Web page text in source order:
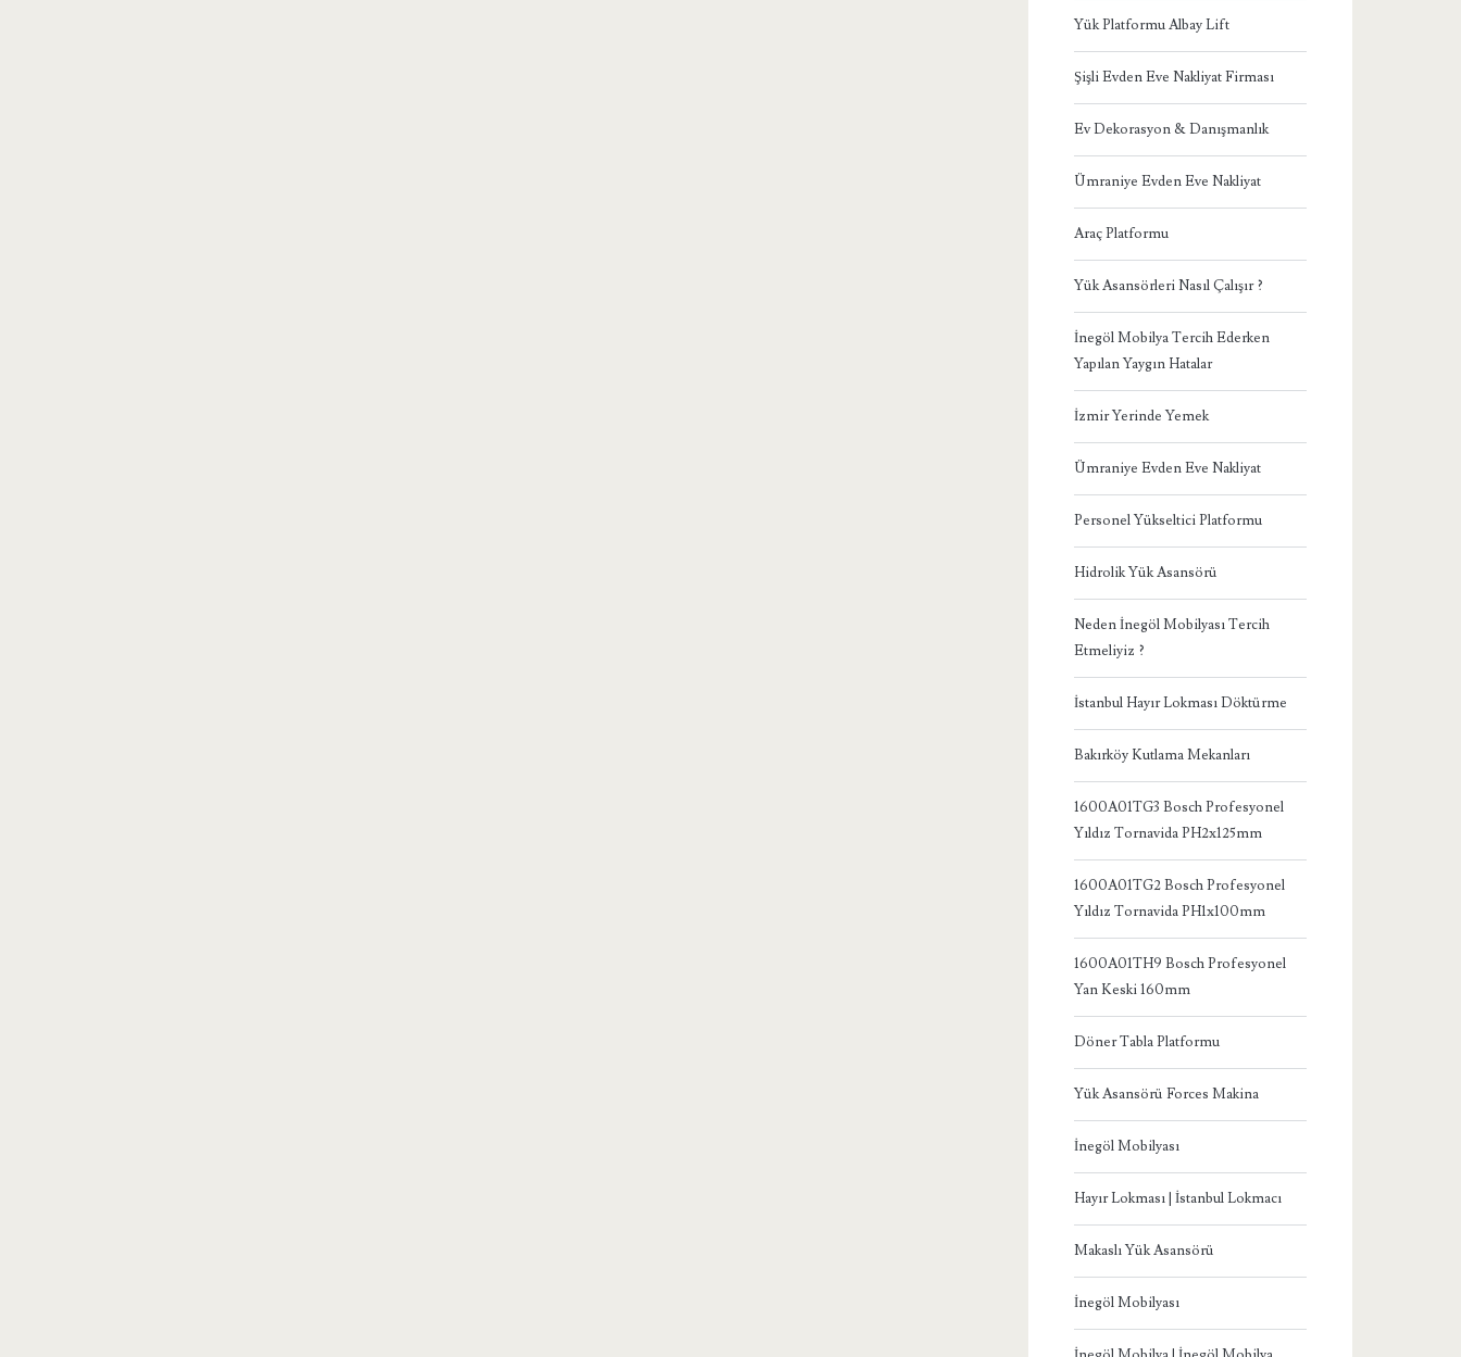
Yük Platformu Albay Lift
Şişli Evden Eve Nakliyat Firması
Ev Dekorasyon & Danışmanlık
Ümraniye Evden Eve Nakliyat
Araç Platformu
Yük Asansörleri Nasıl Çalışır ?
İnegöl Mobilya Tercih Ederken
Yapılan Yaygın Hatalar
İzmir Yerinde Yemek
Ümraniye Evden Eve Nakliyat
Personel Yükseltici Platformu
Hidrolik Yük Asansörü
Neden İnegöl Mobilyası Tercih
Etmeliyiz ?
İstanbul Hayır Lokması Döktürme
Bakırköy Kutlama Mekanları
1600A01TG3 Bosch Profesyonel
Yıldız Tornavida PH2x125mm
1600A01TG2 Bosch Profesyonel
Yıldız Tornavida PH1x100mm
1600A01TH9 Bosch Profesyonel
Yan Keski 160mm
Döner Tabla Platformu
Yük Asansörü Forces Makina
İnegöl Mobilyası
Hayır Lokması | İstanbul Lokmacı
Makaslı Yük Asansörü
İnegöl Mobilyası